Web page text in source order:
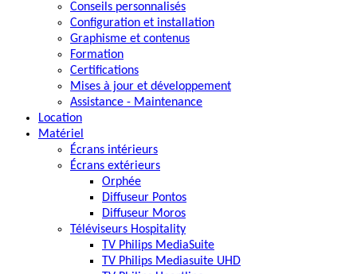
Conseils personnalisés
Configuration et installation
Graphisme et contenus
Formation
Certifications
Mises à jour et développement
Assistance - Maintenance
Location
Matériel
Écrans intérieurs
Écrans extérieurs
Orphée
Diffuseur Pontos
Diffuseur Moros
Téléviseurs Hospitality
TV Philips MediaSuite
TV Philips Mediasuite UHD